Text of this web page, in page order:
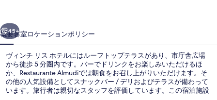
テ
ル
の
写
真
次へ
45+
概要客室ロケーションポリシー
ヴィンチ リス ホテルにはルーフトップテラスがあり、市庁舎広場
から徒歩 5 分圏内です。バーでドリンクをお楽しみいただけるほ
か、Restaurante Almudiでは朝食をお召し上がりいただけます。そ
の他の人気設備としてスナックバー / デリおよびテラスが備わって
います。旅行者は親切なスタッフを評価しています。この宿泊施設